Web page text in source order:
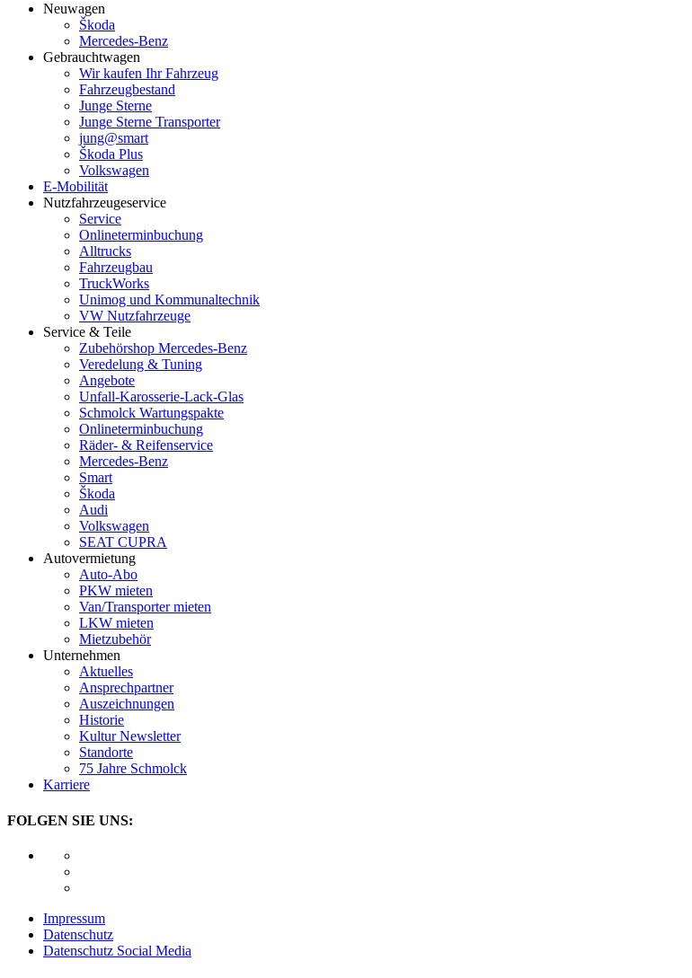
Neuwagen
Škoda
Mercedes-Benz
Gebrauchtwagen
Wir kaufen Ihr Fahrzeug
Fahrzeugbestand
Junge Sterne
Junge Sterne Transporter
jung@smart
Škoda Plus
Volkswagen
E-Mobilität
Nutzfahrzeugeservice
Service
Onlineterminbuchung
Alltrucks
Fahrzeugbau
TruckWorks
Unimog und Kommunaltechnik
VW Nutzfahrzeuge
Service & Teile
Zubehörshop Mercedes-Benz
Veredelung & Tuning
Angebote
Unfall-Karosserie-Lack-Glas
Schmolck Wartungspakte
Onlineterminbuchung
Räder- & Reifenservice
Mercedes-Benz
Smart
Škoda
Audi
Volkswagen
SEAT CUPRA
Autovermietung
Auto-Abo
PKW mieten
Van/Transporter mieten
LKW mieten
Mietzubehör
Unternehmen
Aktuelles
Ansprechpartner
Auszeichnungen
Historie
Kultur Newsletter
Standorte
75 Jahre Schmolck
Karriere
FOLGEN SIE UNS:
Impressum
Datenschutz
Datenschutz Social Media